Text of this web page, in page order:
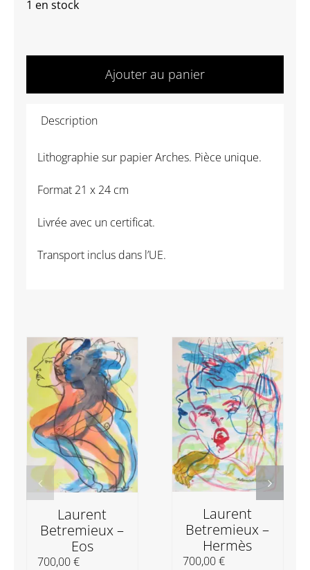
1 en stock
de
du
Ajouter au panier
Description
Lithographie sur papier Arches. Pièce unique.
Format 21 x 24 cm
Livrée avec un certificat.
Transport inclus dans l’UE.
Laurent
Betremieux –
Eos
700,00€
Laurent
Betremieux –
Hermès
700,00€